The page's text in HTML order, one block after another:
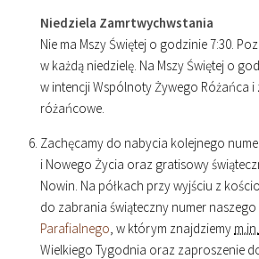
Niedziela Zamrtwychwstania
Nie ma Mszy Świętej o godzinie 7:30.
w każdą niedzielę. Na Mszy Świętej o
w intencji Wspólnoty Żywego Różańca i
różańcowe.
Zachęcamy do nabycia kolejnego
i Nowego Życia oraz gratisowy
Nowin. Na półkach przy wyjściu z
do zabrania świąteczny numer naszego
Parafialnego, w którym znajdziemy m.in.
Wielkiego Tygodnia oraz zaproszenie